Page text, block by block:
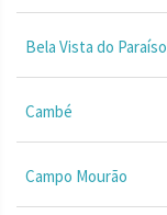
Bela Vista do Paraíso
Cambé
Campo Mourão